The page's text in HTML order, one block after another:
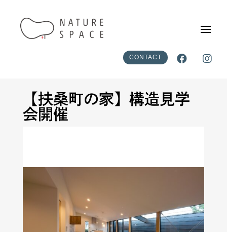
CONTACT  
【扶桑町の家】構造見学
会開催